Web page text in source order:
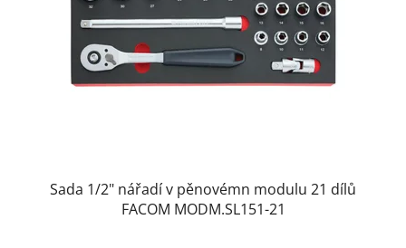
Sada 1/2" nářadí v pěnovémn modulu 21 dílů
FACOM MODM.SL151-21